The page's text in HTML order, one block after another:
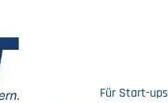
Für Start-ups